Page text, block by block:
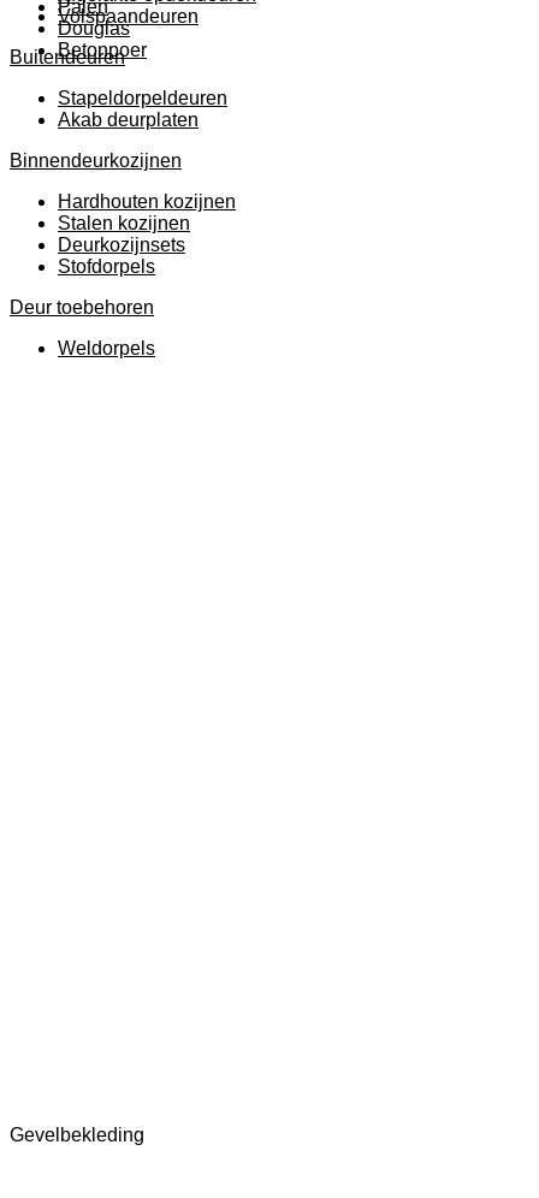
Palen
Douglas
Betonpoer
Volspaandeuren
Buitendeuren
Stapeldorpeldeuren
Akab deurplaten
Binnendeurkozijnen
Hardhouten kozijnen
Stalen kozijnen
Deurkozijnsets
Stofdorpels
Deur toebehoren
Weldorpels
Gevelbekleding